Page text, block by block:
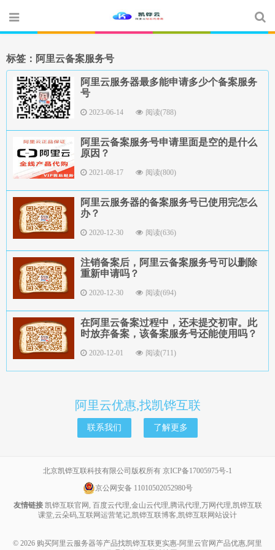
标签：阿里云备案服务号
阿里云服务器最多能申请多少个备案服务
号
2023-06-14 阅读(788)
阿里云备案服务号申请里面是空的是什么
原因？
2021-08-17 阅读(800)
阿里云服务器的备案服务号已使用完怎么
办？
2020-12-30 阅读(636)
注销备案后，阿里云备案服务号可以删除
重新申请吗？
2020-12-30 阅读(694)
在阿里云备案过程中，还未提交初审。此
时放弃备案，该备案服务号还能使用吗？
2020-12-01 阅读(711)
阿里云优惠,找凯铧互联
联系我们 了解更多
北京凯铧互联科技有限公司版权所有 京ICP备17005975号-1
京公网安备 11010502052980号
友情链接 凯铧互联官网, 百度云代理,金山云代理,腾讯代理,万网代理,凯铧互联
课堂,云朵码,互联网运营笔记,凯铧互联博客,凯铧互联网站设计
© 2026 购买阿里云服务器等产品找凯铧互联更实惠-阿里云官网产品优惠,阿里